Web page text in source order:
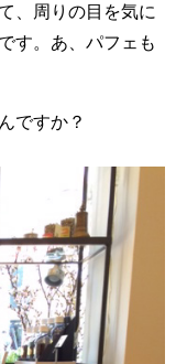
、周りの目を気に
す。あ、パフェも
ですか？